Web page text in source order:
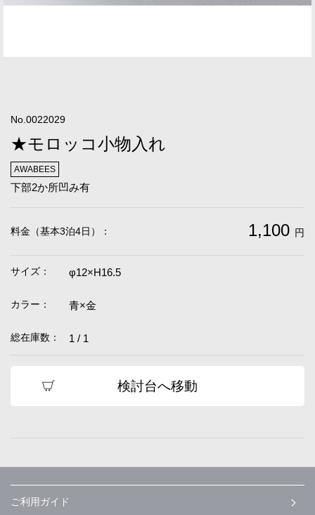
No.0022029
★モロッコ小物入れ
AWABEES
下部2か所凹み有
料金（基本3泊4日）： 1,100 円
サイズ： φ12×H16.5
カラー： 青×金
総在庫数： 1 / 1
検討台へ移動
ご利用ガイド